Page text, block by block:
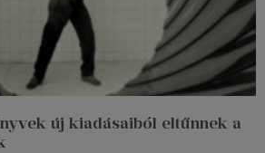
új kiadásaiból eltűnnek a